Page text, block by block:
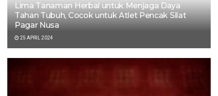
Lima Tanaman Herbal untuk Menjaga Daya
Tahan Tubuh, Cocok untuk Atlet Pencak Silat
Pagar Nusa
25 APRIL 2024